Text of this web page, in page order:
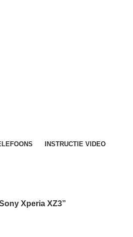
INSTRUCTIE VIDEO
Xperia XZ3”